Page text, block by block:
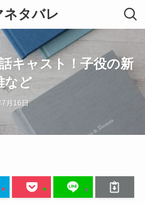
ネタバレ
キャスト！子役の新
など
7月16日